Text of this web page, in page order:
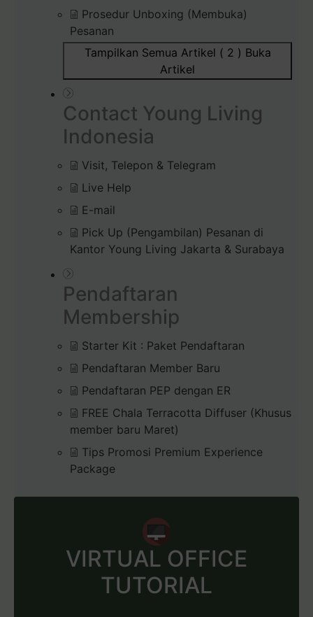
Prosedur Unboxing (Membuka)
Pesanan
Tampilkan Semua Artikel ( 2 ) Buka
Artikel
Contact Young Living
Indonesia
Visit, Telepon & Telegram
Live Help
E-mail
Pick Up (Pengambilan) Pesanan di
Kantor Young Living Jakarta & Surabaya
Pendaftaran
Membership
Starter Kit : Paket Pendaftaran
Pendaftaran Member Baru
Pendaftaran PEP dengan ER
FREE Chala Terracotta Diffuser (Khusus
member baru Maret)
Tips Promosi Premium Experience
Package
VIRTUAL OFFICE
TUTORIAL